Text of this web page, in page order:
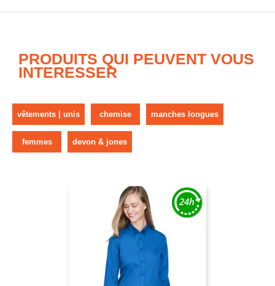
PRODUITS QUI PEUVENT VOUS
INTERESSER
vêtements | unis chemise manches longues
femmes devon & jones